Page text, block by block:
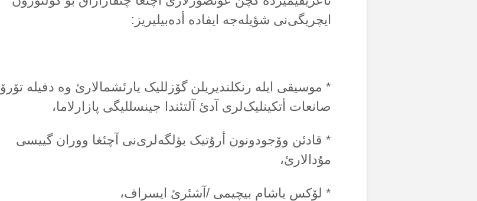
ایچریگی‌نی شؤیلەجە ایفادە أدەبیلیریز:
* موسیقی ایلە رنکلندیریلن گۆزللیک یارئشمالارئ وە دفیلە تۆرۆ
صانعات أتکینلیک‌لری آدئ آلتئندا جینسللیگی پازارلاما،
* قادئن وۆجودونون أرۇتیک بؤلگەلری‌نی آچئغا ووران گییسی
مۇدالارئ،
* لۆکس یاشام بیچیمی /آشئرئ ایسراف،